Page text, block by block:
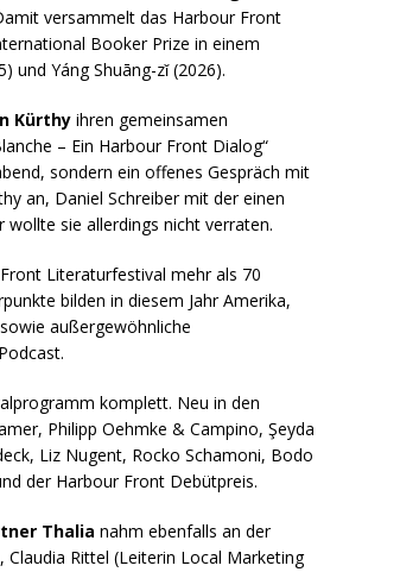
versammelt das Harbour Front
Booker Prize in einem
und Yáng Shuāng-zǐ (2026).
Kürthy ihren gemeinsamen
– Ein Harbour Front Dialog“
sondern ein offenes Gespräch mit
an, Daniel Schreiber mit der einen
sie allerdings nicht verraten.
Literaturfestival mehr als 70
bilden in diesem Jahr Amerika,
außergewöhnliche
komplett. Neu in den
Philipp Oehmke & Campino, Şeyda
Liz Nugent, Rocko Schamoni, Bodo
der Harbour Front Debütpreis.
Thalia nahm ebenfalls an der
Rittel (Leiterin Local Marketing